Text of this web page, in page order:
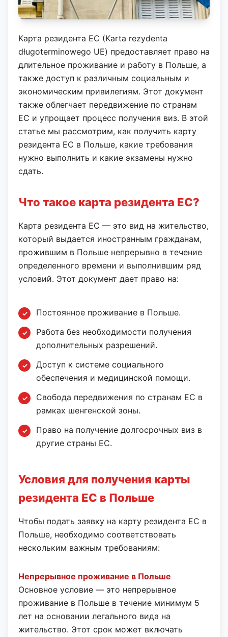
Карта резидента ЕС (Karta rezydenta
długoterminowego UE) предоставляет право на
длительное проживание и работу в Польше, а
также доступ к различным социальным и
экономическим привилегиям. Этот документ
также облегчает передвижение по странам
ЕС и упрощает процесс получения виз. В этой
статье мы рассмотрим, как получить карту
резидента ЕС в Польше, какие требования
нужно выполнить и какие экзамены нужно
сдать.
Что такое карта резидента ЕС?
Карта резидента ЕС — это вид на жительство,
который выдается иностранным гражданам,
прожившим в Польше непрерывно в течение
определенного времени и выполнившим ряд
условий. Этот документ дает право на:
Постоянное проживание в Польше.
Работа без необходимости получения
дополнительных разрешений.
Доступ к системе социального
обеспечения и медицинской помощи.
Свобода передвижения по странам ЕС в
рамках шенгенской зоны.
Право на получение долгосрочных виз в
другие страны ЕС.
Условия для получения карты
резидента ЕС в Польше
Чтобы подать заявку на карту резидента ЕС в
Польше, необходимо соответствовать
нескольким важным требованиям:
Непрерывное проживание в Польше
Основное условие — это непрерывное
проживание в Польше в течение минимум 5
лет на основании легального вида на
жительство. Этот срок может включать